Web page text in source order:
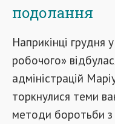
подолання
Наприкінці грудня
робочого»
адміністрацій
торкнулися теми
методи боротьби з